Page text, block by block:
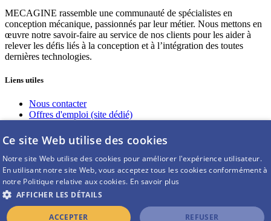
MECAGINE rassemble une communauté de spécialistes en
conception mécanique, passionnés par leur métier. Nous mettons en
œuvre notre savoir-faire au service de nos clients pour les aider à
relever les défis liés à la conception et à l’intégration des toutes
dernières technologies.
Liens utiles
Nous contacter
Offres d'emploi (site dédié)
Guides à télécharger
Intranet (réservé à nos salariés)
Nous suivre sur Linkedin
Page entreprise
© COPYRIGHT - MECAGINE |
Mentions Légales|
Ce site Web utilise des cookies
Notre site Web utilise des cookies pour améliorer l'expérience utilisateur.
En utilisant notre site Web, vous acceptez tous les cookies conformément à
notre Politique relative aux cookies. En savoir plus
AFFICHER LES DÉTAILS
ACCEPTER REFUSER